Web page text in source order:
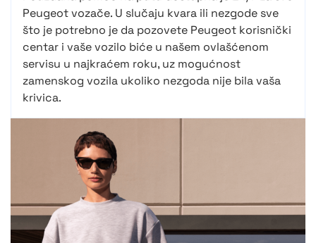
Peugeot vozače. U slučaju kvara ili nezgode sve
što je potrebno je da pozovete Peugeot korisnički
centar i vaše vozilo biće u našem ovlašćenom
servisu u najkraćem roku, uz mogućnost
zamenskog vozila ukoliko nezgoda nije bila vaša
krivica.